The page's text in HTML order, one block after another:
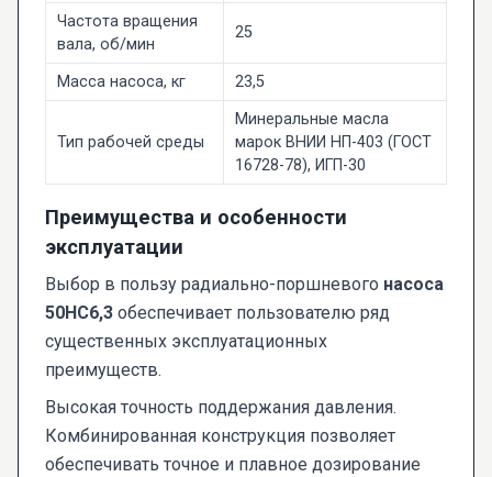
Частота вращения
вала, об/мин
25
Масса насоса, кг 23,5
Тип рабочей среды
Минеральные масла
марок ВНИИ НП-403 (ГОСТ
16728-78), ИГП-30
Преимущества и особенности
эксплуатации
Выбор в пользу радиально-поршневого насоса
50НС6,3 обеспечивает пользователю ряд
существенных эксплуатационных
преимуществ.
Высокая точность поддержания давления.
Комбинированная конструкция позволяет
обеспечивать точное и плавное дозирование